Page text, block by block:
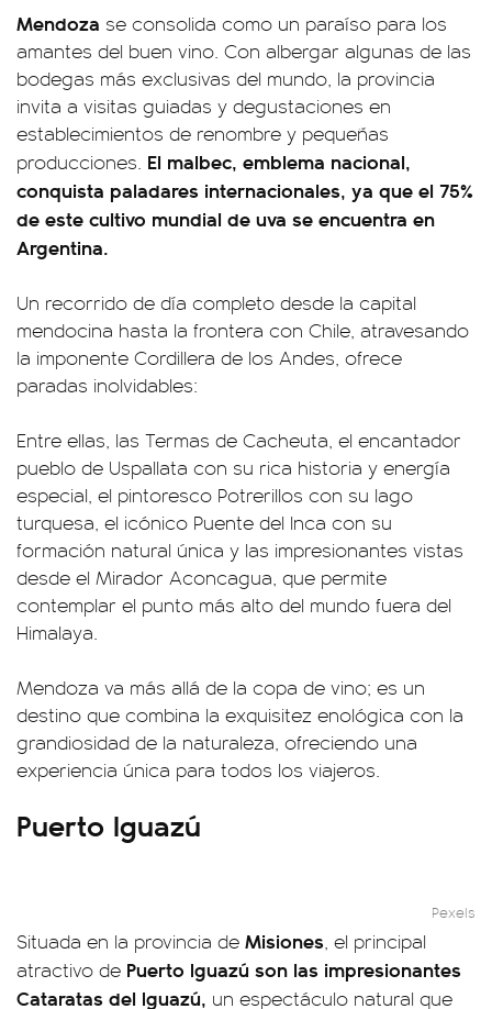
Mendoza se consolida como un paraíso para los
amantes del buen vino. Con albergar algunas de las
bodegas más exclusivas del mundo, la provincia
invita a visitas guiadas y degustaciones en
establecimientos de renombre y pequeñas
producciones. El malbec, emblema nacional,
conquista paladares internacionales, ya que el 75%
de este cultivo mundial de uva se encuentra en
Argentina.
Un recorrido de día completo desde la capital
mendocina hasta la frontera con Chile, atravesando
la imponente Cordillera de los Andes, ofrece
paradas inolvidables:
Entre ellas, las Termas de Cacheuta, el encantador
pueblo de Uspallata con su rica historia y energía
especial, el pintoresco Potrerillos con su lago
turquesa, el icónico Puente del Inca con su
formación natural única y las impresionantes vistas
desde el Mirador Aconcagua, que permite
contemplar el punto más alto del mundo fuera del
Himalaya.
Mendoza va más allá de la copa de vino; es un
destino que combina la exquisitez enológica con la
grandiosidad de la naturaleza, ofreciendo una
experiencia única para todos los viajeros.
Puerto Iguazú
Pexels
Situada en la provincia de Misiones, el principal
atractivo de Puerto Iguazú son las impresionantes
Cataratas del Iguazú, un espectáculo natural que